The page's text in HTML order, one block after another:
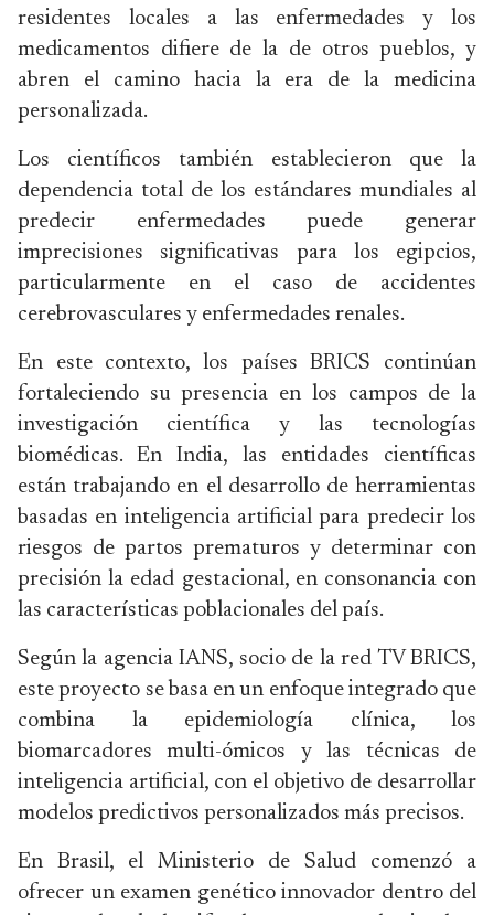
residentes locales a las enfermedades y los
medicamentos difiere de la de otros pueblos, y
abren el camino hacia la era de la medicina
personalizada.
Los científicos también establecieron que la
dependencia total de los estándares mundiales al
predecir enfermedades puede generar
imprecisiones significativas para los egipcios,
particularmente en el caso de accidentes
cerebrovasculares y enfermedades renales.
En este contexto, los países BRICS continúan
fortaleciendo su presencia en los campos de la
investigación científica y las tecnologías
biomédicas. En India, las entidades científicas
están trabajando en el desarrollo de herramientas
basadas en inteligencia artificial para predecir los
riesgos de partos prematuros y determinar con
precisión la edad gestacional, en consonancia con
las características poblacionales del país.
Según la agencia IANS, socio de la red TV BRICS,
este proyecto se basa en un enfoque integrado que
combina la epidemiología clínica, los
biomarcadores multi-ómicos y las técnicas de
inteligencia artificial, con el objetivo de desarrollar
modelos predictivos personalizados más precisos.
En Brasil, el Ministerio de Salud comenzó a
ofrecer un examen genético innovador dentro del